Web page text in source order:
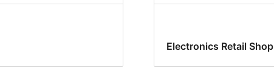
Electronics Retail Shop